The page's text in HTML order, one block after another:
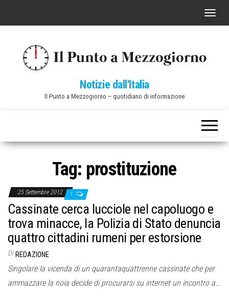
C
a
v
i
o
Notizie dall'Italia
Il Punto a Mezzogiorno – quotidiano di informazione
Tag: prostituzione
25 Settembre 2012 1
Cassinate cerca lucciole nel capoluogo e
trova minacce, la Polizia di Stato denuncia
quattro cittadini rumeni per estorsione
Di REDAZIONE
Singolare la vicenda di un quarantaquattrenne cassinate che per
ammazzare la noia decide di procurarsi su internet un incontro a…